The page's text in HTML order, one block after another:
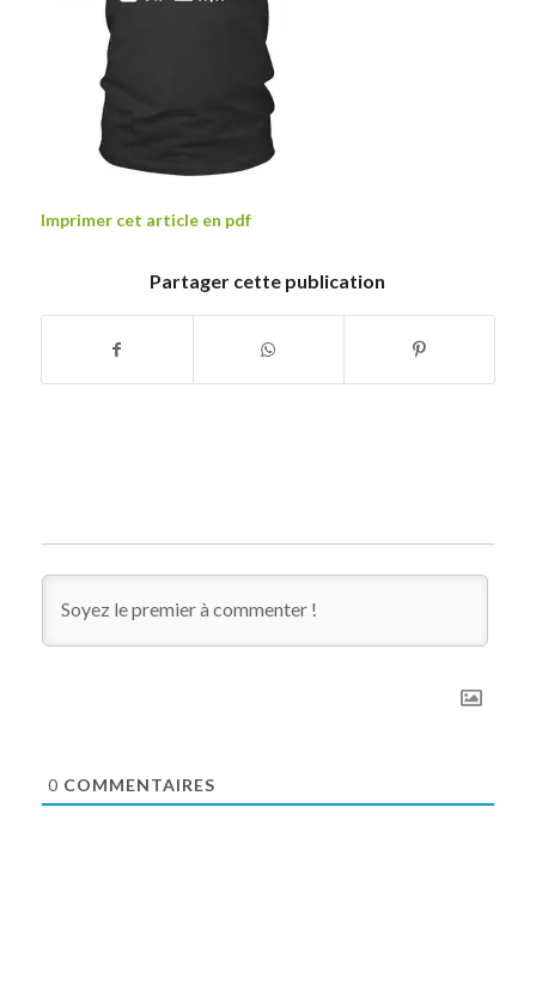
Imprimer cet article en pdf
Partager cette publication
0 COMMENTAIRES